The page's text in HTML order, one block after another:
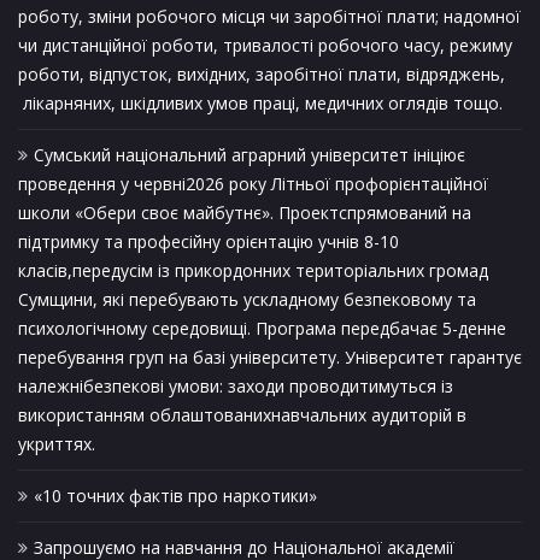
роботу, зміни робочого місця чи заробітної плати; надомної
чи дистанційної роботи, тривалості робочого часу, режиму
роботи, відпусток, вихідних, заробітної плати, відряджень,
лікарняних, шкідливих умов праці, медичних оглядів тощо.
Сумський національний аграрний університет ініціює
проведення у червні2026 року Літньої профорієнтаційної
школи «Обери своє майбутнє». Проектспрямований на
підтримку та професійну орієнтацію учнів 8-10
класів,передусім із прикордонних територіальних громад
Сумщини, які перебувають ускладному безпековому та
психологічному середовищі. Програма передбачає 5-денне
перебування груп на базі університету. Університет гарантує
належнібезпекові умови: заходи проводитимуться із
використанням облаштованихнавчальних аудиторій в
укриттях.
«10 точних фактів про наркотики»
Запрошуємо на навчання до Національної академії